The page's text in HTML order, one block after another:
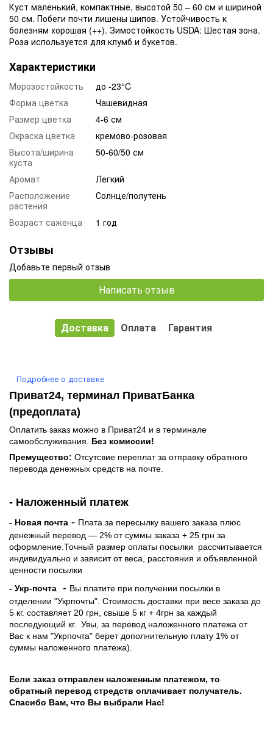
Куст маленький, компактные, высотой 50 – 60 см и шириной
50 см. Побеги почти лишены шипов. Устойчивость к
болезням хорошая (++). Зимостойкость USDA: Шестая зона.
Роза используется для клумб и букетов.
Характеристики
Морозостойкость
до -23°C
Форма цветка
Чашевидная
Размер цветка
4-6 см
Окраска цветка
кремово-розовая
Высота/ширина
куста
50-60/50 см
Аромат
Легкий
Расположение
растения
Солнце/полутень
Возраст саженца 1 год
Отзывы
Добавьте первый отзыв
Написать отзыв
Доставка Оплата Гарантия
Подробнее о доставке
Приват24, терминал ПриватБанка
(предоплата)
Оплатить заказ можно в Приват24 и в терминале
самообслуживания. Без комиссии!
Премущество: Отсутсвие переплат за отправку обратного
перевода денежных средств на почте.
- Наложенный платеж
- Новая почта - Плата за пересылку вашего заказа плюс
денежный перевод — 2% от суммы заказа + 25 грн за
оформление.Точный размер оплаты посылки рассчитывается
индивидуально и зависит от веса, расстояния и объявленной
ценности посылки
- Укр-почта
- Вы платите при получении посылки в
отделении "Укрпочты". Стоимость доставки при весе заказа до
5 кг. составляет 20 грн, свыше 5 кг + 4грн за каждый
последующий кг. Увы, за перевод наложенного платежа от
Вас к нам "Укрпочта" берет дополнительную плату 1% от
суммы наложенного платежа).
Если заказ отправлен наложенным платежом, то
обратный перевод стредств оплачивает получатель.
Спасибо Вам, что Вы выбрали Нас!